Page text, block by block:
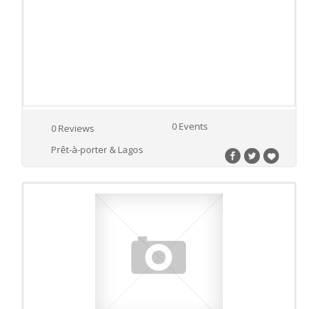
0 Reviews
0 Events
Prêt-à-porter & Lagos